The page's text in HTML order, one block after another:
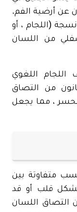
عن أرضية الفم.
(اللجام ، أو
من اللسان
اللغوي
من التصاق
، مما يجعل
متفاوتة بين
قلب أو قد
التصاق اللسان